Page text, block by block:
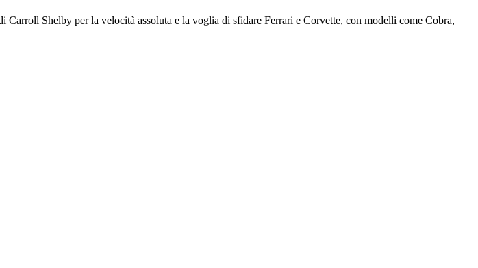
Carroll Shelby per la velocità assoluta e la voglia di sfidare Ferrari e Corvette, con modelli come Cobra,